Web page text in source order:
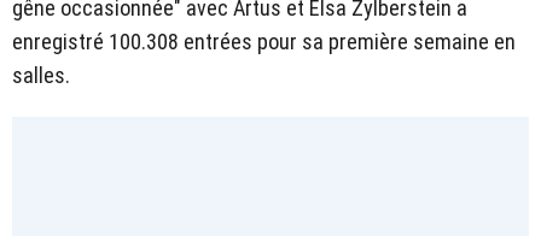
gêne occasionnée" avec Artus et Elsa Zylberstein a
enregistré 100.308 entrées pour sa première semaine en
salles.